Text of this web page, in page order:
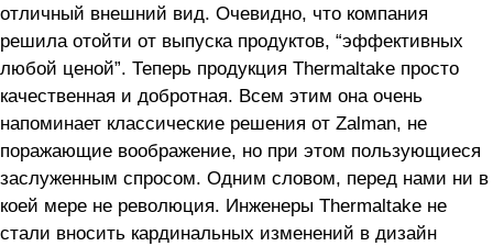
отличный внешний вид. Очевидно, что компания
решила отойти от выпуска продуктов, “эффективных
любой ценой”. Теперь продукция Thermaltake просто
качественная и добротная. Всем этим она очень
напоминает классические решения от Zalman, не
поражающие воображение, но при этом пользующиеся
заслуженным спросом. Одним словом, перед нами ни в
коей мере не революция. Инженеры Thermaltake не
стали вносить кардинальных изменений в дизайн